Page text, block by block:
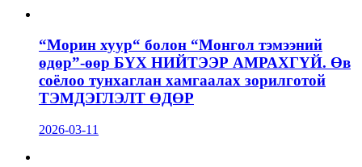
“Морин хуур“ болон “Монгол тэмээний
өдөр”-өөр БҮХ НИЙТЭЭР АМРАХГҮЙ. Өв
соёлоо тунхаглан хамгаалах зорилготой
ТЭМДЭГЛЭЛТ ӨДӨР
2026-03-11